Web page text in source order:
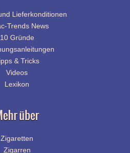
Lieferkonditionen
Trends News
10 Gründe
& Tricks
Videos
Lexikon
über
Zigaretten
Zigarren